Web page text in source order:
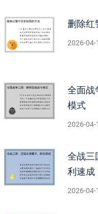
删除红
2026-04-
全面战
模式
2026-04-
全战三
利速成
2026-04-